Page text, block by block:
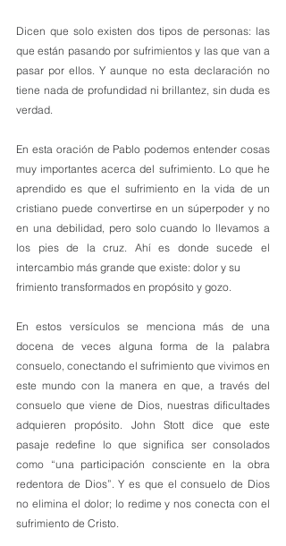
Dicen que solo existen dos tipos de personas: las
que están pasando por sufrimientos y las que van a
pasar por ellos. Y aunque no esta declaración no
tiene nada de profundidad ni brillantez, sin duda es
verdad.
En esta oración de Pablo podemos entender cosas
muy importantes acerca del sufrimiento. Lo que he
aprendido es que el sufrimiento en la vida de un
cristiano puede convertirse en un súperpoder y no
en una debilidad, pero solo cuando lo llevamos a
los pies de la cruz. Ahí es donde sucede el
intercambio más grande que existe: dolor y su
frimiento transformados en propósito y gozo.
En estos versículos se menciona más de una
docena de veces alguna forma de la palabra
consuelo, conectando el sufrimiento que vivimos en
este mundo con la manera en que, a través del
consuelo que viene de Dios, nuestras dificultades
adquieren propósito. John Stott dice que este
pasaje redefine lo que significa ser consolados
como “una participación consciente en la obra
redentora de Dios”. Y es que el consuelo de Dios
no elimina el dolor; lo redime y nos conecta con el
sufrimiento de Cristo.